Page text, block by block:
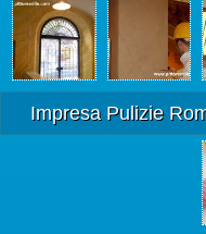
Impresa Pulizie